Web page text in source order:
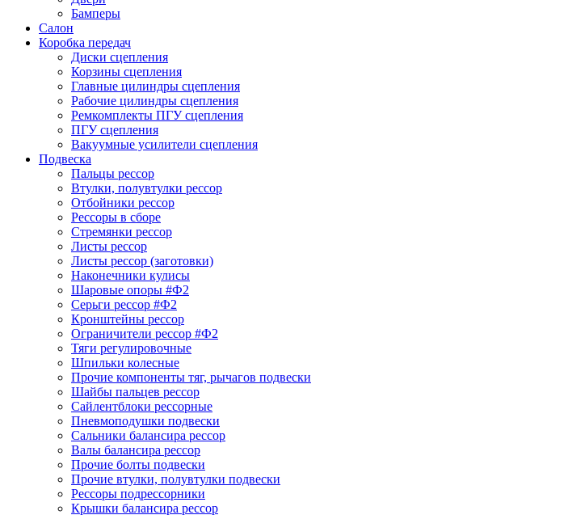
Бамперы
Салон
Коробка передач
Диски сцепления
Корзины сцепления
Главные цилиндры сцепления
Рабочие цилиндры сцепления
Ремкомплекты ПГУ сцепления
ПГУ сцепления
Вакуумные усилители сцепления
Подвеска
Пальцы рессор
Втулки, полувтулки рессор
Отбойники рессор
Рессоры в сборе
Стремянки рессор
Листы рессор
Листы рессор (заготовки)
Наконечники кулисы
Шаровые опоры #Ф2
Серьги рессор #Ф2
Кронштейны рессор
Ограничители рессор #Ф2
Тяги регулировочные
Шпильки колесные
Прочие компоненты тяг, рычагов подвески
Шайбы пальцев рессор
Сайлентблоки рессорные
Пневмоподушки подвески
Сальники балансира рессор
Валы балансира рессор
Прочие болты подвески
Прочие втулки, полувтулки подвески
Рессоры подрессорники
Крышки балансира рессор